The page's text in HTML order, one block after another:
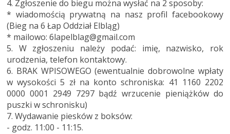
4. Zgłoszenie do biegu można wysłać na 2 sposoby:
* wiadomością prywatną na nasz profil facebookowy
(Bieg na 6 Łap Oddział Elbląg)
* mailowo: 6lapelblag@gmail.com
5. W zgłoszeniu należy podać: imię, nazwisko, rok
urodzenia, telefon kontaktowy.
6. BRAK WPISOWEGO (ewentualnie dobrowolne wpłaty
w wysokości 5 zł na konto schroniska: 41 1160 2202
0000 0001 2949 7297 bądź wrzucenie pieniążków do
puszki w schronisku)
7. Wydawanie piesków z boksów:
- godz. 11:00 - 11:15.